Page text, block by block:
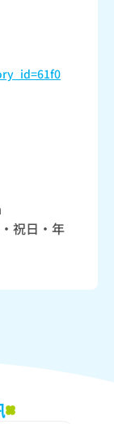
祝日・年